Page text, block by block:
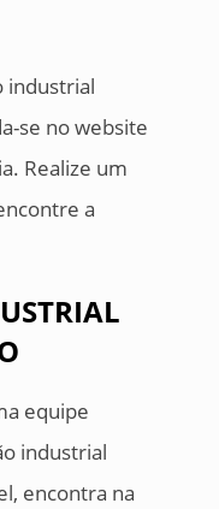
industrial
se no website
Realize um
a
equipe
industrial
encontra na